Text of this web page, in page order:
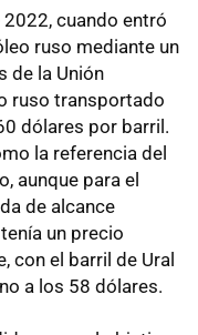
cuando entró
ruso mediante un
de la Unión
ruso transportado
dólares por barril.
la referencia del
aunque para el
de alcance
un precio
con el barril de Ural
a los 58 dólares.